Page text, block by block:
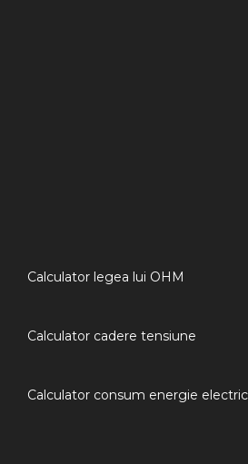
Calculator legea lui OHM
Calculator cadere tensiune
Calculator consum energie